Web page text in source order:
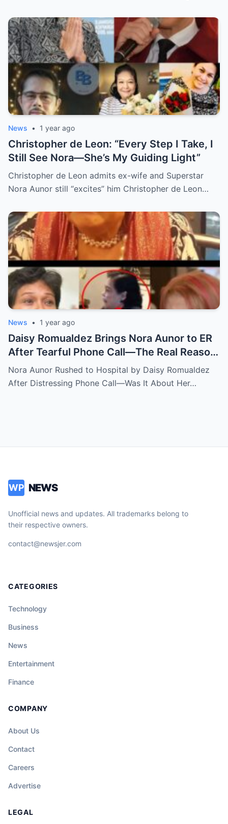
Grief, and Prayers from Fans Across the
Philippines and Around the World.
News • 1 year ago
Christopher de Leon: “Every Step I Take, I
Still See Nora—She’s My Guiding Light”
Christopher de Leon admits ex-wife and Superstar
Nora Aunor still “excites” him Christopher de Leon…
News • 1 year ago
Daisy Romualdez Brings Nora Aunor to ER
After Tearful Phone Call—The Real Reason
Revealed
Nora Aunor Rushed to Hospital by Daisy Romualdez
After Distressing Phone Call—Was It About Her…
WP NEWS
Unofficial news and updates. All trademarks belong to
their respective owners.
contact@newsjer.com
CATEGORIES
Technology
Business
News
Entertainment
Finance
COMPANY
About Us
Contact
Careers
Advertise
LEGAL